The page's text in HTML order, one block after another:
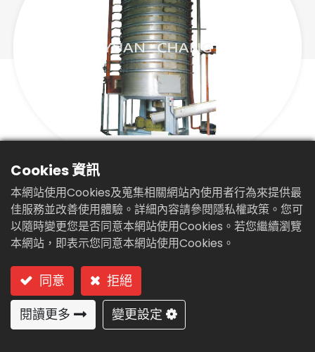
繁體中文
污泥乾燥機(KC-200)
型號: KC-200 (塔盤式-連續處理)
Cookies 資訊
本網站使用Cookies及蒐集相關網站內使用者行為來提供最
佳服務並改善使用體驗。詳細內容請參閱隱私權政策。您可
以隨時變更您是否同意本網站使用Cookies。若您繼續瀏覽
本網站，即表示您同意本網站使用Cookies。
同意
拒絕
閱讀更多
變更設定